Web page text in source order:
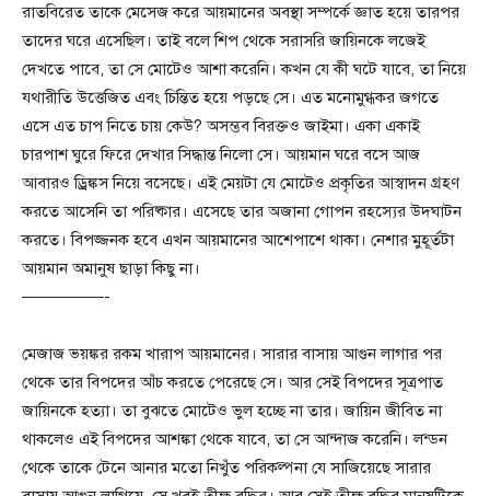
রাতবিরেত তাকে মেসেজ করে আয়মানের অবস্থা সম্পর্কে জ্ঞাত হয়ে তারপর
তাদের ঘরে এসেছিল। তাই বলে শিপ থেকে সরাসরি জায়িনকে লজেই
দেখতে পাবে, তা সে মোটেও আশা করেনি। কখন যে কী ঘটে যাবে, তা নিয়ে
যথারীতি উত্তেজিত এবং চিন্তিত হয়ে পড়ছে সে। এত মনোমুগ্ধকর জগতে
এসে এত চাপ নিতে চায় কেউ? অসম্ভব বিরক্তও জাইমা। একা একাই
চারপাশ ঘুরে ফিরে দেখার সিদ্ধান্ত নিলো সে। আয়মান ঘরে বসে আজ
আবারও ড্রিঙ্কস নিয়ে বসেছে। এই মেয়টা যে মোটেও প্রকৃতির আস্বাদন গ্রহণ
করতে আসেনি তা পরিষ্কার। এসেছে তার অজানা গোপন রহস্যের উদ্ঘাটন
করতে। বিপজ্জনক হবে এখন আয়মানের আশেপাশে থাকা। নেশার মুহূর্তটা
আয়মান অমানুষ ছাড়া কিছু না।
—————-
মেজাজ ভয়ঙ্কর রকম খারাপ আয়মানের। সারার বাসায় আগুন লাগার পর
থেকে তার বিপদের আঁচ করতে পেরেছে সে। আর সেই বিপদের সূত্রপাত
জায়িনকে হত্যা। তা বুঝতে মোটেও ভুল হচ্ছে না তার। জায়িন জীবিত না
থাকলেও এই বিপদের আশঙ্কা থেকে যাবে, তা সে আন্দাজ করেনি। লন্ডন
থেকে তাকে টেনে আনার মতো নিখুঁত পরিকল্পনা যে সাজিয়েছে সারার